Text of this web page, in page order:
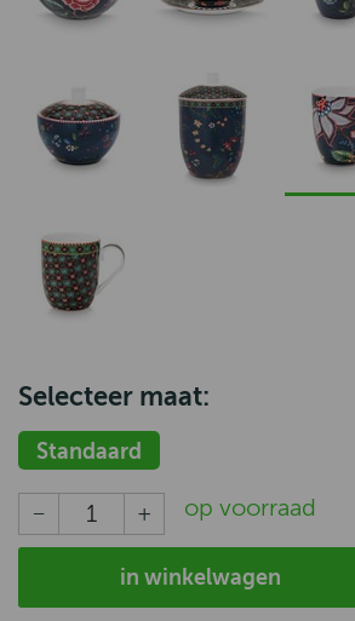
Selecteer maat:
Standaard
op voorraad
in winkelwagen